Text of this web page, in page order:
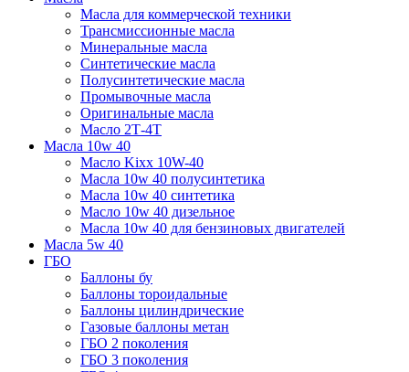
Масла для коммерческой техники
Трансмиссионные масла
Минеральные масла
Синтетические масла
Полусинтетические масла
Промывочные масла
Оригинальные масла
Масло 2Т-4Т
Масла 10w 40
Mасло Kixx 10W-40
Масла 10w 40 полусинтетика
Масла 10w 40 синтетика
Масло 10w 40 дизельное
Масла 10w 40 для бензиновых двигателей
Масла 5w 40
ГБО
Баллоны бу
Баллоны тороидальные
Баллоны цилиндрические
Газовые баллоны метан
ГБО 2 поколения
ГБО 3 поколения